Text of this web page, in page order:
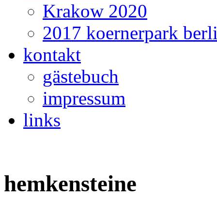
Krakow 2020
2017 koernerpark
kontakt
gästebuch
impressum
links
hemkensteine